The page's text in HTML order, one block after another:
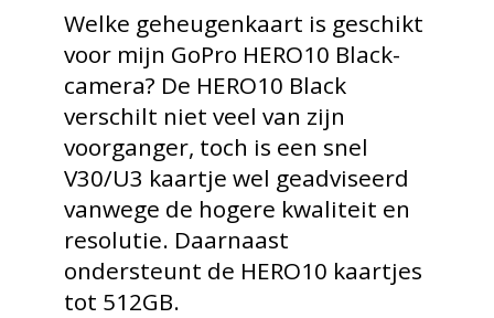
Welke geheugenkaart is geschikt
voor mijn GoPro HERO10 Black-
camera? De HERO10 Black
verschilt niet veel van zijn
voorganger, toch is een snel
V30/U3 kaartje wel geadviseerd
vanwege de hogere kwaliteit en
resolutie. Daarnaast
ondersteunt de HERO10 kaartjes
tot 512GB.